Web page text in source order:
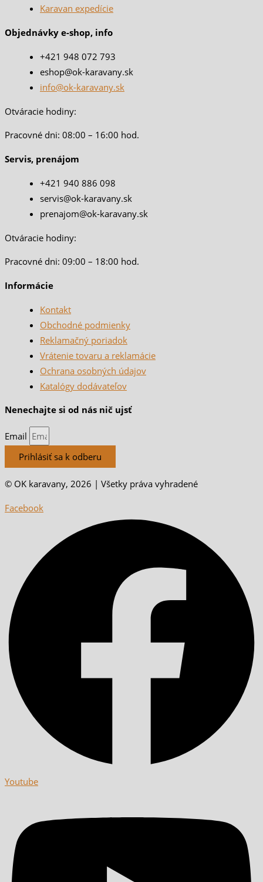
Karavan expedície
Objednávky e-shop, info
+421 948 072 793
eshop@ok-karavany.sk
info@ok-karavany.sk
Otváracie hodiny:
Pracovné dni: 08:00 – 16:00 hod.
Servis, prenájom
+421 940 886 098
servis@ok-karavany.sk
prenajom@ok-karavany.sk
Otváracie hodiny:
Pracovné dni: 09:00 – 18:00 hod.
Informácie
Kontakt
Obchodné podmienky
Reklamačný poriadok
Vrátenie tovaru a reklamácie
Ochrana osobných údajov
Katalógy dodávateľov
Nenechajte si od nás nič ujsť
Email
Prihlásiť sa k odberu
© OK karavany, 2026 | Všetky práva vyhradené
Facebook
Youtube